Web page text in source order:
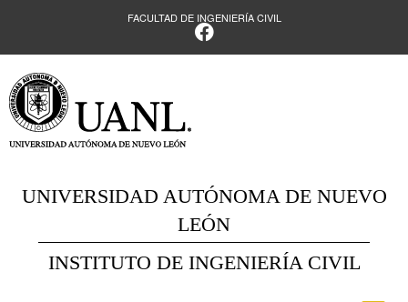
FACULTAD DE INGENIERÍA CIVIL
UNIVERSIDAD AUTÓNOMA DE NUEVO
LEÓN
INSTITUTO DE INGENIERÍA CIVIL